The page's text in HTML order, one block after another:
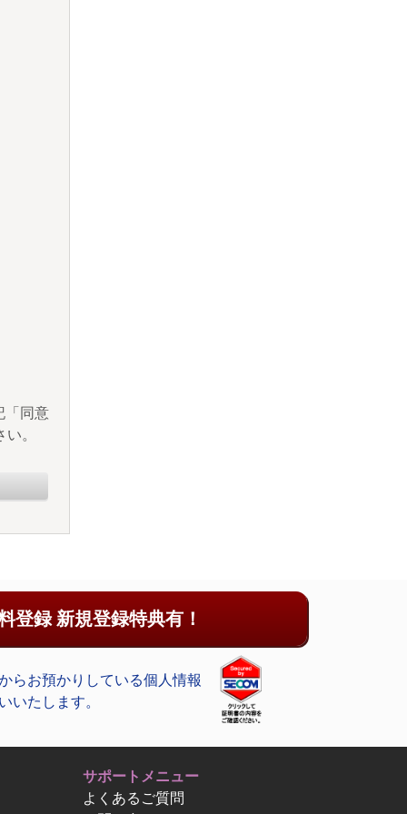
「同意
。
登録 新規登録特典有！
らお預かりしている個人情報
いたします。
サポートメニュー
よくあるご質問